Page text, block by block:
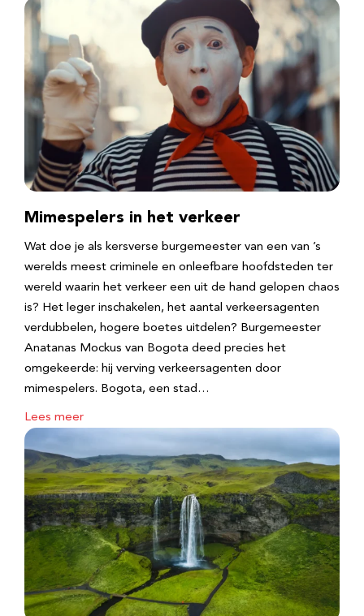
Mimespelers in het verkeer
Wat doe je als kersverse burgemeester van een van ’s
werelds meest criminele en onleefbare hoofdsteden ter
wereld waarin het verkeer een uit de hand gelopen chaos
is? Het leger inschakelen, het aantal verkeersagenten
verdubbelen, hogere boetes uitdelen? Burgemeester
Anatanas Mockus van Bogota deed precies het
omgekeerde: hij verving verkeersagenten door
mimespelers. Bogota, een stad…
Lees meer